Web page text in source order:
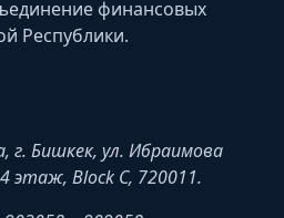
финансовых
Республики.
г. Бишкек, ул. Ибраимова
этаж, Block C, 720011.